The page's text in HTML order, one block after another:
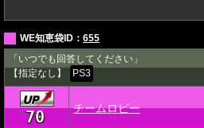
WE知恵袋ID： 655
「いつでも回答してください」
【指定なし】
PS3
★70 チームロビー